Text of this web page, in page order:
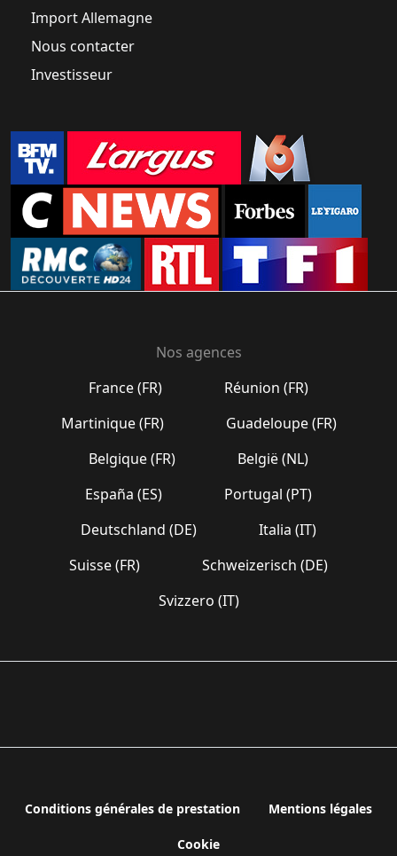
Import Allemagne
Nous contacter
Investisseur
Nos agences
France (FR)
Réunion (FR)
Martinique (FR)
Guadeloupe (FR)
Belgique (FR)
België (NL)
España (ES)
Portugal (PT)
Deutschland (DE)
Italia (IT)
Suisse (FR)
Schweizerisch (DE)
Svizzero (IT)
Conditions générales de prestation Mentions légales
Cookie